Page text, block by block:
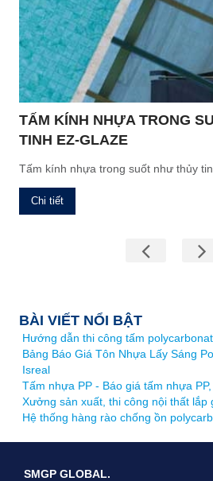
TẤM KÍNH NHỰA TRONG
TINH EZ-GLAZE
Tấm kính nhựa trong suốt như thủy
Chi tiết
BÀI VIẾT NỔI BẬT
Hướng dẫn thi công tấm
Bảng Báo Giá Tôn Nhựa Lấy Sáng
Isreal
Tấm nhựa PP - Báo giá tấm nhựa
Xưởng sản xuất, thi công nội thất lắp
Hệ thống hàng rào chống ồn
SMGP GLOBAL.